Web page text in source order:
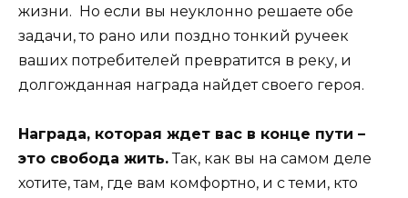
жизни. Но если вы неуклонно решаете обе
задачи, то рано или поздно тонкий ручеек
ваших потребителей превратится в реку, и
долгожданная награда найдет своего героя.
Награда, которая ждет вас в конце пути –
это свобода жить.Так, как вы на самом деле
хотите, там, где вам комфортно, и с теми, кто